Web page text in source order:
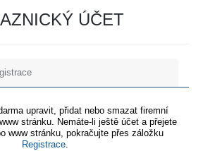
ÚČET
upravit, přidat nebo smazat firemní
stránku. Nemáte-li ještě účet a přejete
www stránku, pokračujte přes záložku
Registrace.